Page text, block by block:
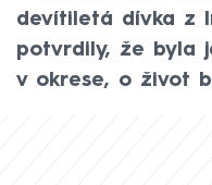
devítiletá dívka z
potvrdily, že byla
v okrese, o život